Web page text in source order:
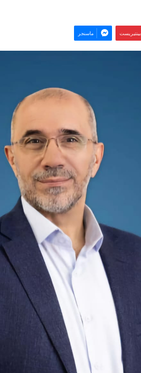
بينتيريست ماسنجر